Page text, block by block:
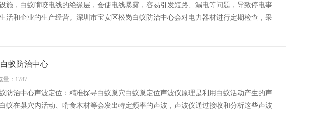
施，白蚁啃咬电线的绝缘层，会使电线暴露，容易引发短路、漏电等问题，导致停电事
活和企业的生产经营。深圳市宝安区松岗白蚁防治中心会对电力器材进行定期检查，采
蚁防治中心
量：1787
防治中心声波定位：精准探寻白蚁巢穴白蚁巢定位声波仪原理是利用白蚁活动产生的声
蚁在巢穴内活动、啃食木材等会发出特定频率的声波，声波仪通过接收和分析这些声波